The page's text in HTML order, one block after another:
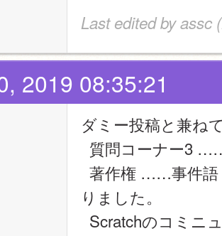
Last edited by assc
2019 08:35:21
ダミー投稿と兼ね
質問コーナー3
りました。